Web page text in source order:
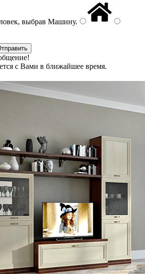
выбрав Машину.
с Вами в ближайшее время.